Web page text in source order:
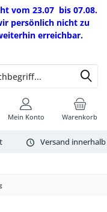
vom 23.07 bis 07.08.
persönlich nicht zu
erreichbar.
Versand
Warenkorb
Mein Konto